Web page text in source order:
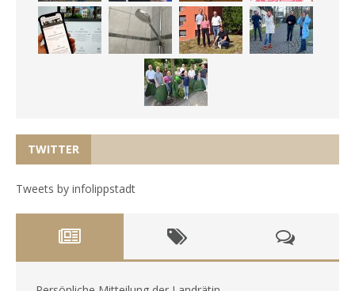
TWITTER
Tweets by infolippstadt